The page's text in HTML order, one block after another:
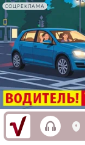
СОЦРЕКЛАМА
h L